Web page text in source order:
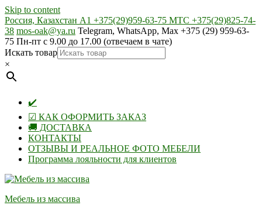
Skip to content
Россия, Казахстан А1 +375(29)959-63-75 МТС +375(29)825-74-
38 mos-oak@ya.ru Telegram, WhatsApp, Max +375 (29) 959-63-
75 Пн-пт с 9.00 до 17.00 (отвечаем в чате)
Искать товар
×
✔️
☑ КАК ОФОРМИТЬ ЗАКАЗ
🚚 ДОСТАВКА
КОНТАКТЫ
ОТЗЫВЫ И РЕАЛЬНОЕ ФОТО МЕБЕЛИ
Программа лояльности для клиентов
Мебель из массива